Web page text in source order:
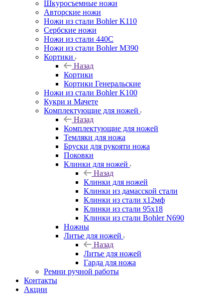
Шкуросъемные ножи
Авторские ножи
Ножи из стали Bohler K110
Сербские ножи
Ножи из стали 440С
Ножи из стали Bohler M390
Кортики
Назад
Кортики
Кортики Генеральские
Ножи из стали Bohler K100
Кукри и Мачете
Комплектующие для ножей
Назад
Комплектующие для ножей
Темляки для ножа
Бруски для рукояти ножа
Поковки
Клинки для ножей
Назад
Клинки для ножей
Клинки из дамасской стали
Клинки из стали х12мф
Клинки из стали 95х18
Клинки из стали Bohler N690
Ножны
Литье для ножей
Назад
Литье для ножей
Гарда для ножа
Ремни ручной работы
Контакты
Акции